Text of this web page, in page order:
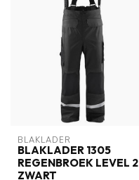
BLAKLADER
BLAKLADER 1305
REGENBROEK LEVEL 2
ZWART